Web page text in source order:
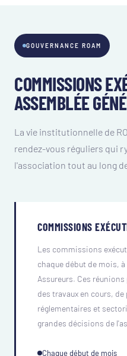
GOUVERNANCE ROAM
COMMISSIONS
ASSEMBLÉE
La vie institutionnelle de
rendez-vous réguliers qui
l'association tout au long
COMMISSIONS
Les commissions
chaque début de mois,
Assureurs. Ces
des travaux en cours,
réglementaires et
grandes décisions de
Chaque début de mois